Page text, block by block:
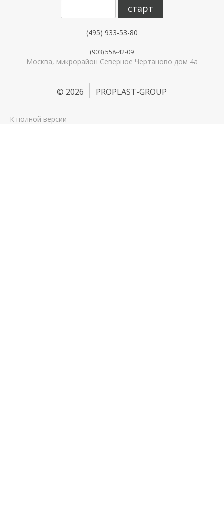
(495) 933-53-80
(903) 558-42-09
Москва, микрорайон Северное Чертаново дом 4а
© 2026 PROPLAST-GROUP
К полной версии